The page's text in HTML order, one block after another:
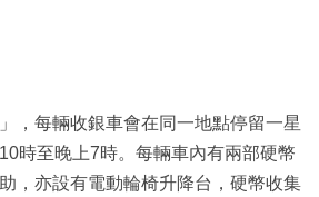
，每輛收銀車會在同一地點停留一星
時至晚上7時。每輛車內有兩部硬幣
，亦設有電動輪椅升降台，硬幣收集